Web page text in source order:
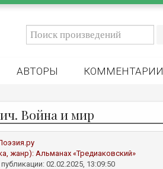
АВТОРЫ КОММЕНТАРИИ
Война и мир
жанр):Альманах «Тредиаковский»
02.02.2025, 13:09:50